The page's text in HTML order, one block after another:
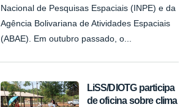
Nacional de Pesquisas Espaciais (INPE) e da
Agência Bolivariana de Atividades Espaciais
(ABAE). Em outubro passado, o...
LiSS/DIOTG participa
de oficina sobre clima